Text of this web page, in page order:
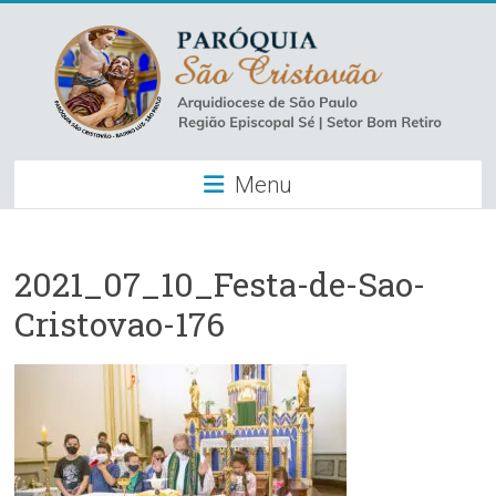
content
Paróquia
São
–
Luz
São
Paulo
–
Menu
2021_07_10_Festa-de-Sao-
Cristovao-176